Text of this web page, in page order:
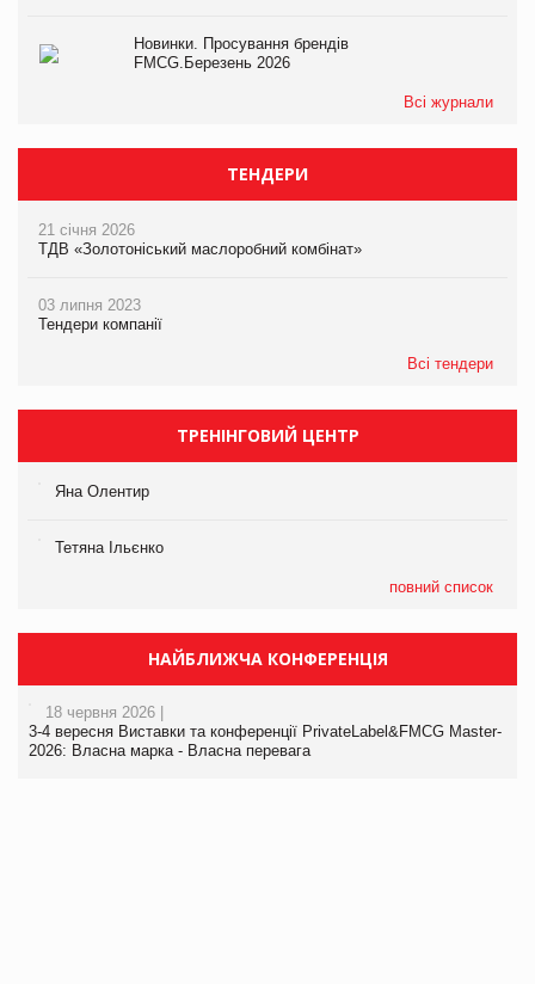
Новинки. Просування брендів
FMCG.Березень 2026
Всі журнали
ТЕНДЕРИ
21 січня 2026
ТДВ «Золотоніський маслоробний комбінат»
03 липня 2023
Тендери компанії
Всі тендери
ТРЕНІНГОВИЙ ЦЕНТР
Яна Олентир
Тетяна Ільєнко
повний список
НАЙБЛИЖЧА КОНФЕРЕНЦІЯ
18 червня 2026 |
3-4 вересня Виставки та конференції PrivateLabel&FMCG Master-
2026: Власна марка - Власна перевага